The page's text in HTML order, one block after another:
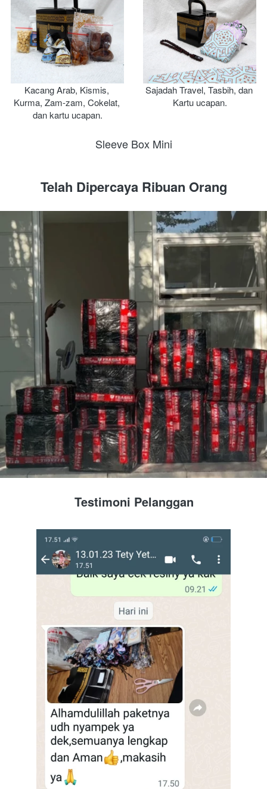
Kacang Arab, Kismis,
Kurma, Zam-zam, Cokelat,
dan kartu ucapan.
Sajadah Travel, Tasbih, dan
Kartu ucapan.
Sleeve Box Mini
Telah Dipercaya Ribuan Orang
Testimoni Pelanggan